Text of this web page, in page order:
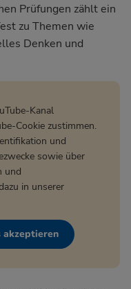
Prüfungen zählt ein
zu Themen wie
Denken und
Kanal
Cookie zustimmen.
und
sowie über
und
in unserer
akzeptieren